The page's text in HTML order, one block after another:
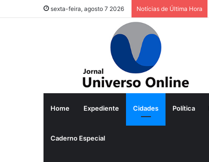
sexta-feira, agosto 7 2026 Notícias de Última Hora
Home Expediente Cidades Política
Caderno Especial